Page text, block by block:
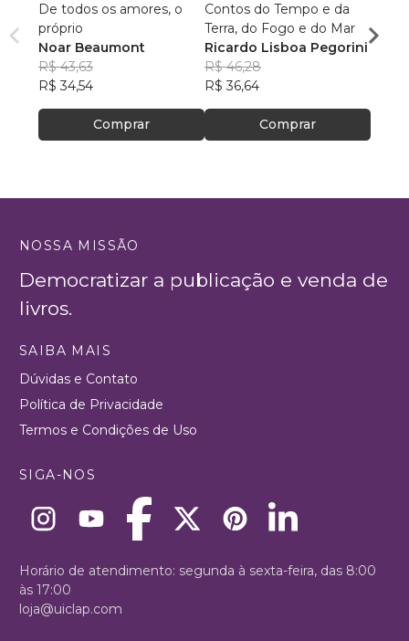
De todos os amores, o
próprio
Noar Beaumont
R$ 43,63
R$ 34,54
Comprar
Contos do Tempo e da
Terra, do Fogo e do Mar
Ricardo Lisboa Pegorini
R$ 46,28
R$ 36,64
Comprar
R$
NOSSA MISSÃO
Democratizar a publicação e venda de
livros.
SAIBA MAIS
Dúvidas e Contato
Política de Privacidade
Termos e Condições de Uso
SIGA-NOS
Horário de atendimento: segunda à sexta-feira, das 8:00
às 17:00
loja@uiclap.com